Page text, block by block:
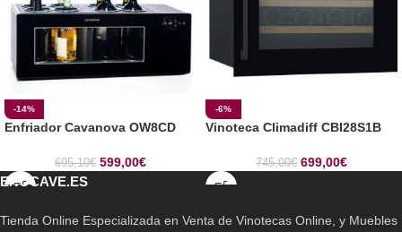
-14%
Enfriador Cavanova OW8CD
695,10€ 599,00€
-6%
Vinoteca Climadiff CBI28S1B
745,00€ 699,00€
ENOCAVE.ES
Tienda Online Especializada en Venta de Vinotecas Online, y Muebles